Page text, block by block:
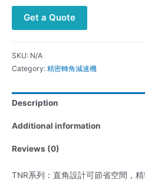
Get a Quote
SKU: N/A
Category: 精密轉角減速機
Description
Additional information
Reviews (0)
TNR系列：直角設計可節省空間，